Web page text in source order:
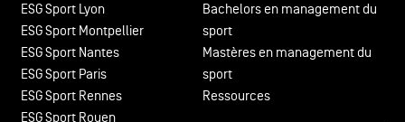
ESG Sport Lyon
ESG Sport Montpellier
ESG Sport Nantes
ESG Sport Paris
ESG Sport Rennes
ESG Sport Rouen
Bachelors en management du
sport
Mastères en management du
sport
Ressources